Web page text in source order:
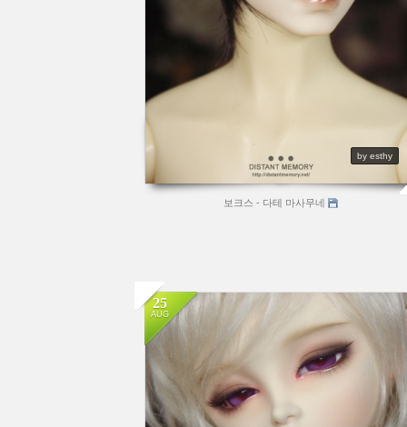
by esthy
보크스 - 다테 마사무네
25
AUG